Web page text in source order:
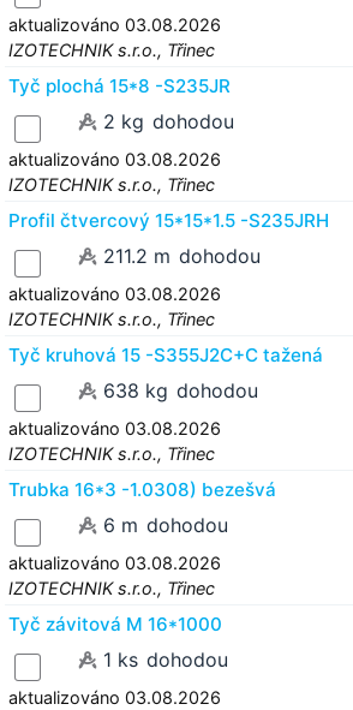
aktualizováno 03.08.2026
IZOTECHNIK s.r.o., Třinec
Tyč plochá 15*8 -S235JR
2 kg dohodou
aktualizováno 03.08.2026
IZOTECHNIK s.r.o., Třinec
Profil čtvercový 15*15*1.5 -S235JRH
211.2 m dohodou
aktualizováno 03.08.2026
IZOTECHNIK s.r.o., Třinec
Tyč kruhová 15 -S355J2C+C tažená
638 kg dohodou
aktualizováno 03.08.2026
IZOTECHNIK s.r.o., Třinec
Trubka 16*3 -1.0308) bezešvá
6 m dohodou
aktualizováno 03.08.2026
IZOTECHNIK s.r.o., Třinec
Tyč závitová M 16*1000
1 ks dohodou
aktualizováno 03.08.2026